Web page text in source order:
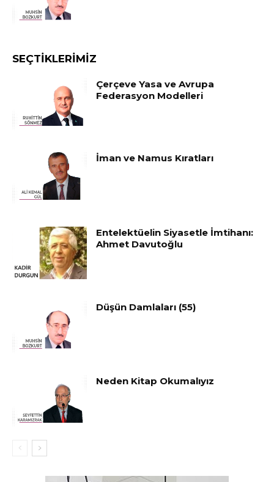
SEÇTIKLERIMIZ
Çerçeve Yasa ve Avrupa
Federasyon Modelleri
İman ve Namus Kıratları
Entelektüelin Siyasetle İmtihanı:
Ahmet Davutoğlu
Düşün Damlaları (55)
Neden Kitap Okumalıyız